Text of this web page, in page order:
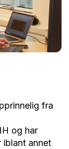
fra
og har
iblant annet